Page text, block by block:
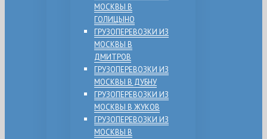
МОСКВЫ В
ГОЛИЦЫНО
ГРУЗОПЕРЕВОЗКИ ИЗ
МОСКВЫ В
ДМИТРОВ
ГРУЗОПЕРЕВОЗКИ ИЗ
МОСКВЫ В ДУБНУ
ГРУЗОПЕРЕВОЗКИ ИЗ
МОСКВЫ В ЖУКОВ
ГРУЗОПЕРЕВОЗКИ ИЗ
МОСКВЫ В